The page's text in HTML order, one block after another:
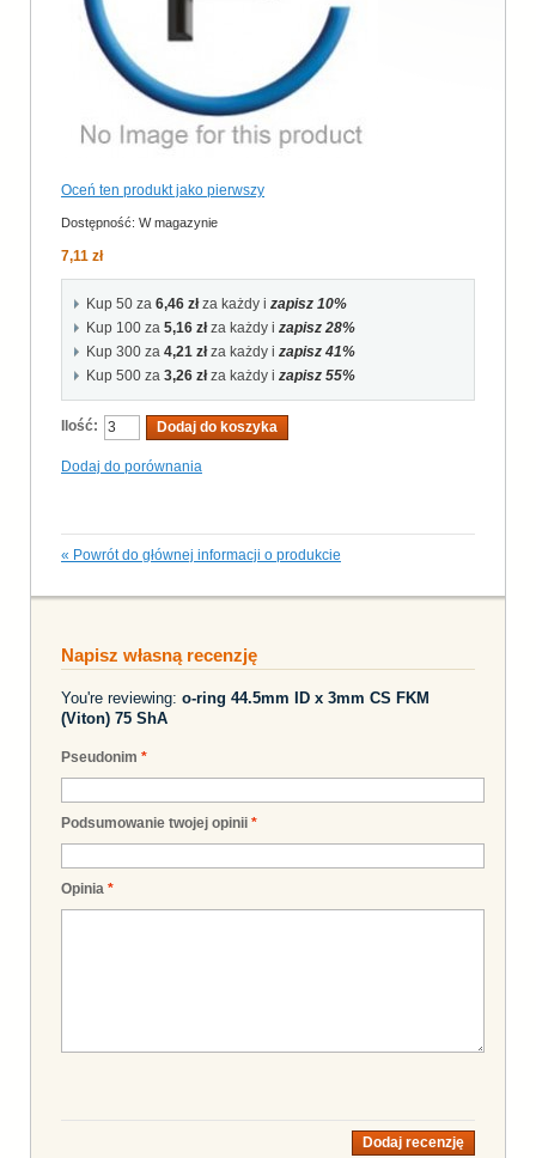
Oceń ten produkt jako pierwszy
Dostępność: W magazynie
7,11 zł
Kup 50 za 6,46 złza każdy i zapisz 10%
Kup 100 za 5,16 złza każdy i zapisz 28%
Kup 300 za 4,21 złza każdy i zapisz 41%
Kup 500 za 3,26 złza każdy i zapisz 55%
Ilość: Dodaj do koszyka
Dodaj do porównania
« Powrót do głównej informacji o produkcie
Napisz własną recenzję
You're reviewing: o-ring 44.5mm ID x 3mm CS FKM
(Viton) 75 ShA
*
Pseudonim
*
Podsumowanie twojej opinii
*
Opinia
Dodaj recenzję